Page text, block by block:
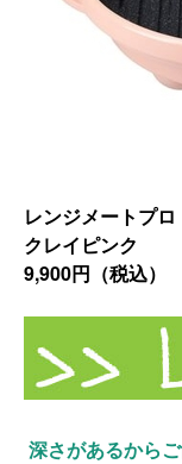
レンジメートプロ
クレイピンク
9,900円（税込）
深さがあるから